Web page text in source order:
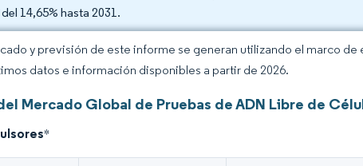
14,65% hasta 2031.
y previsión de este informe se generan utilizando el marco
datos e información disponibles a partir de 2026.
Mercado Global de Pruebas de ADN Libre de
*